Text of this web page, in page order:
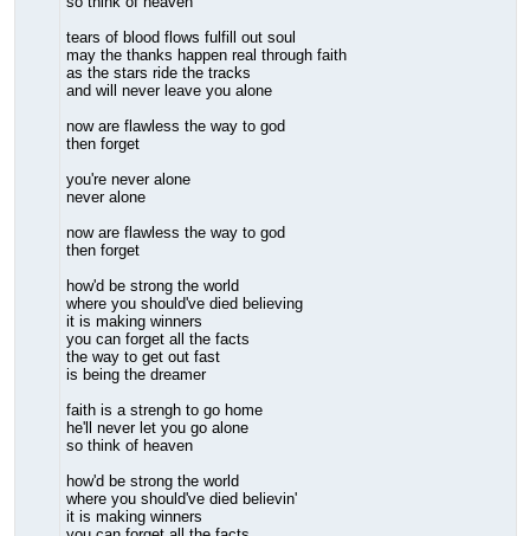
tears of blood flows fulfill out soul
may the thanks happen real through faith
as the stars ride the tracks
and will never leave you alone
now are flawless the way to god
then forget
you're never alone
never alone
now are flawless the way to god
then forget
how'd be strong the world
where you should've died believing
it is making winners
you can forget all the facts
the way to get out fast
is being the dreamer
faith is a strengh to go home
he'll never let you go alone
so think of heaven
how'd be strong the world
where you should've died believin'
it is making winners